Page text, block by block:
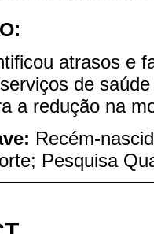
atrasos e
de
a redução na
Recém-
Pesquisa